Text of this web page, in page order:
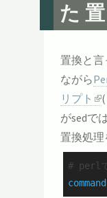
た
置換と言
ながら
リプト
(
がsedで
置換処理
# perlで
command